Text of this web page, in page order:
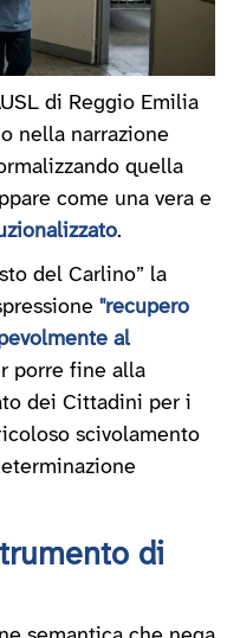
di Reggio Emilia
nella narrazione
quella
come una vera e
.
del Carlino” la
"recupero
al
porre fine alla
dei Cittadini per i
scivolamento
di